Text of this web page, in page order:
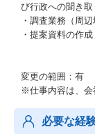
び行政への聞き取
・調査業務（周
・提案資料の作成
変更の範囲：有
※仕事内容は、会
必要な経